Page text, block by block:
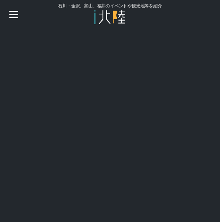
石川・金沢、富山、福井のイベントや観光地等を紹介